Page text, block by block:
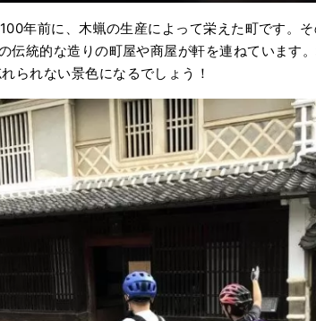
年前に、木蝋の生産によって栄えた町です。そ
伝統的な造りの町屋や商屋が軒を連ねています
られない景色になるでしょう！